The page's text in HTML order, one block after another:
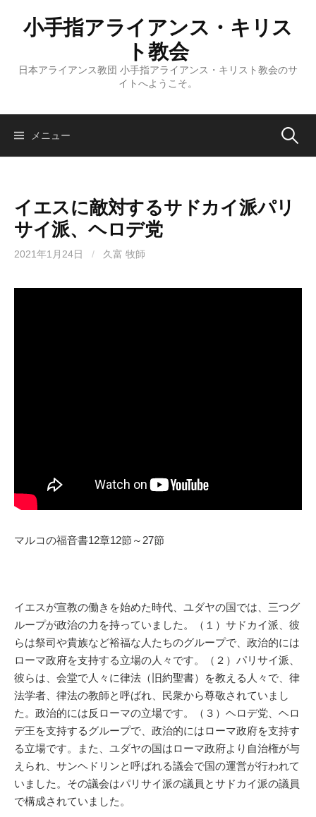
ス
小手指アライアンス・キリス
ト教会
日本アライアンス教団 小手指アライアンス・キリスト教会のサ
イトへようこそ。
メニュー 検
イエスに敵対するサドカイ派パリ
サイ派、ヘロデ党
2021年1月24日 / 久富 牧師
マルコの福音書12章12節～27節
イエスが宣教の働きを始めた時代、ユダヤの国では、三つグ
ループが政治の力を持っていました。（１）サドカイ派、彼
らは祭司や貴族など裕福な人たちのグループで、政治的には
ローマ政府を支持する立場の人々です。（２）パリサイ派、
彼らは、会堂で人々に律法（旧約聖書）を教える人々で、律
法学者、律法の教師と呼ばれ、民衆から尊敬されていまし
た。政治的には反ローマの立場です。（３）ヘロデ党、ヘロ
デ王を支持するグループで、政治的にはローマ政府を支持す
る立場です。また、ユダヤの国はローマ政府より自治権が与
えられ、サンヘドリンと呼ばれる議会で国の運営が行われて
いました。その議会はパリサイ派の議員とサドカイ派の議員
で構成されていました。